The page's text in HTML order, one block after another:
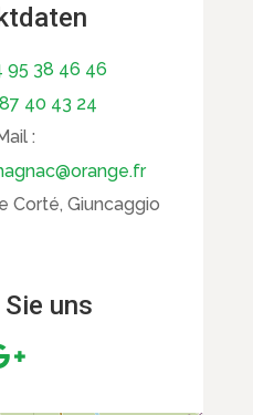
95 38 46 46
40 43 24
:
Corté, Giuncaggio
uns